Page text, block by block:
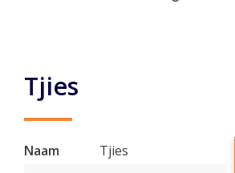
Tjies
Naam Tjies